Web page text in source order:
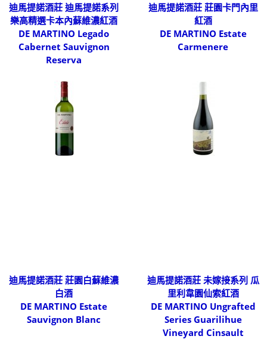
迪馬提諾酒莊 迪馬提諾系列
樂高精選卡本內蘇維濃紅酒
DE MARTINO Legado
Cabernet Sauvignon
Reserva
迪馬提諾酒莊 莊園卡門內里
紅酒
DE MARTINO Estate
Carmenere
迪馬提諾酒莊 莊園白蘇維濃
白酒
DE MARTINO Estate
Sauvignon Blanc
迪馬提諾酒莊 未嫁接系列 瓜
里利韋園仙索紅酒
DE MARTINO Ungrafted
Series Guarilihue
Vineyard Cinsault